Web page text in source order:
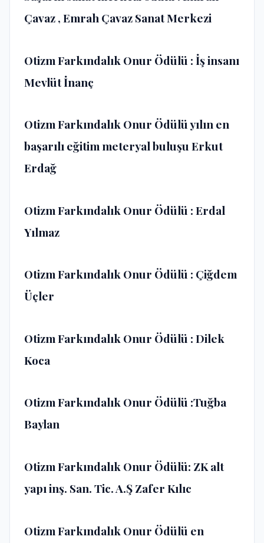
Çavaz , Emrah Çavaz Sanat Merkezi
Otizm Farkındalık Onur Ödülü : İş insanı
Mevlüt İnanç
Otizm Farkındalık Onur Ödülü yılın en
başarılı eğitim meteryal buluşu Erkut
Erdağ
Otizm Farkındalık Onur Ödülü : Erdal
Yılmaz
Otizm Farkındalık Onur Ödülü : Çiğdem
Üçler
Otizm Farkındalık Onur Ödülü : Dilek
Koca
Otizm Farkındalık Onur Ödülü :Tuğba
Baylan
Otizm Farkındalık Onur Ödülü: ZK alt
yapı inş. San. Tic. A.Ş Zafer Kılıc
Otizm Farkındalık Onur Ödülü en